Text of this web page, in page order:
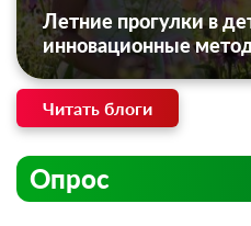
Летние прогулки в
инновационные
Читать блоги
Опрос